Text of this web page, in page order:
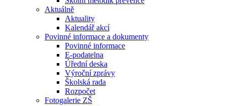
Aktuálně
Aktuality
Kalendář akcí
Povinné informace a dokumenty
Povinné informace
E-podatelna
Úřední deska
Výroční zprávy
Školská rada
Rozpočet
Fotogalerie ZŠ